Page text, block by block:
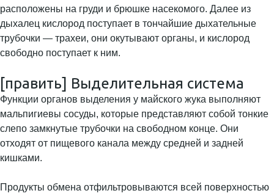
расположены на груди и брюшке насекомого. Далее из
дыхалец кислород поступает в тончайшие дыхательные
трубочки — трахеи, они окутывают органы, и кислород
свободно поступает к ним.
[править] Выделительная система
Функции органов выделения у майского жука выполняют
мальпигиевы сосуды, которые представляют собой тонкие
слепо замкнутые трубочки на свободном конце. Они
отходят от пищевого канала между средней и задней
кишками.
Продукты обмена отфильтровываются всей поверхностью